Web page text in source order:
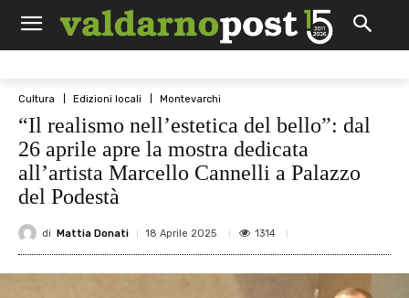
Cultura Edizioni locali Montevarchi
“Il realismo nell’estetica del bello”: dal
26 aprile apre la mostra dedicata
all’artista Marcello Cannelli a Palazzo
del Podestà
di Mattia Donati 18 Aprile 2025 1314